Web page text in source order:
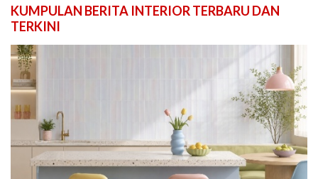
KUMPULAN BERITA INTERIOR TERBARU DAN
TERKINI